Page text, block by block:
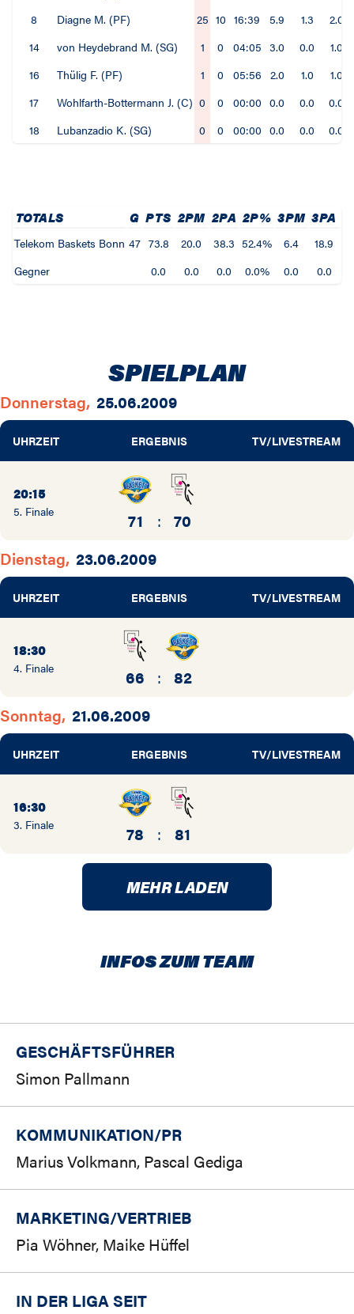
8
Diagne M. (PF) 25 10 16:39 5.9 1.3
2.0
14
von Heydebrand M. (SG) 1 0 04:05 3.0 0.0
1.0
16
Thülig F. (PF) 1 0 05:56 2.0 1.0 1.0
17
Wohlfarth-Bottermann J. (C) 0 0 00:00 0.0 0.0
0.0
18
Lubanzadio K. (SG) 0 0 00:00 0.0 0.0 0.0
TOTALS G PTS 2PM 2PA 2P% 3PM 3PA
Telekom Baskets Bonn 47 73.8 20.0 38.3 52.4% 6.4 18.9
Gegner
0.0 0.0 0.0 0.0% 0.0 0.0
SPIELPLAN
Donnerstag, 25.06.2009
UHRZEIT ERGEBNIS TV/LIVESTREAM
20:15
5. Finale 71 : 70
Dienstag, 23.06.2009
UHRZEIT ERGEBNIS TV/LIVESTREAM
18:30
4. Finale 66 : 82
Sonntag, 21.06.2009
UHRZEIT ERGEBNIS TV/LIVESTREAM
16:30
3. Finale 78 : 81
MEHR LADEN
INFOS ZUM TEAM
GESCHÄFTSFÜHRER
Simon Pallmann
KOMMUNIKATION/PR
Marius Volkmann, Pascal Gediga
MARKETING/VERTRIEB
Pia Wöhner, Maike Hüffel
IN DER LIGA SEIT